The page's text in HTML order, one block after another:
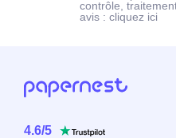
contrôle,
avis : cliquez ici
4.6/5